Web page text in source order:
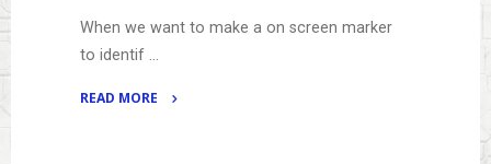
When we want to make a on screen marker
to identif …
READ MORE